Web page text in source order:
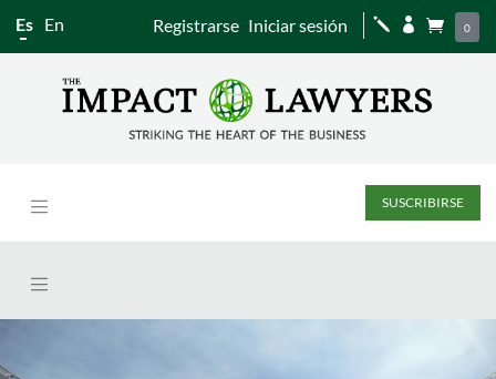
Es En Registrarse Iniciar sesión j   0
SUSCRIBIRSE